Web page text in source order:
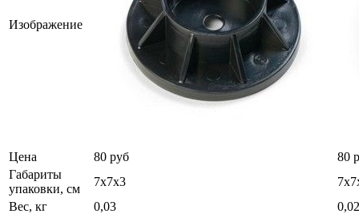
Изображение
Цена 80 руб
80
Габариты
упаковки, см
7х7х3
Вес, кг
0,03 0,02